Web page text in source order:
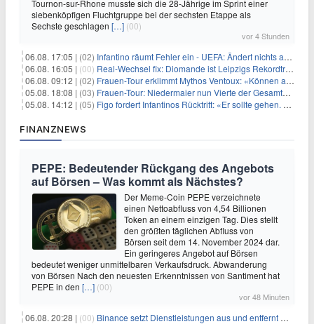
Tournon-sur-Rhone musste sich die 28-Jährige im Sprint einer
siebenköpfigen Fluchtgruppe bei der sechsten Etappe als
Sechste geschlagen […] (00)
vor 4 Stunden
06.08. 17:05 | (02) Infantino räumt Fehler ein - UEFA: Ändert nichts an Boykott
06.08. 16:05 | (00) Real-Wechsel fix: Diomande ist Leipzigs Rekordtransfer
06.08. 09:12 | (02) Frauen-Tour erklimmt Mythos Ventoux: «Können alles schaffen»
05.08. 18:08 | (03) Frauen-Tour: Niedermaier nun Vierte der Gesamtwertung
05.08. 14:12 | (05) Figo fordert Infantinos Rücktritt: «Er sollte gehen. Jetzt»
FINANZNEWS
PEPE: Bedeutender Rückgang des Angebots
auf Börsen – Was kommt als Nächstes?
Der Meme-Coin PEPE verzeichnete
einen Nettoabfluss von 4,54 Billionen
Token an einem einzigen Tag. Dies stellt
den größten täglichen Abfluss von
Börsen seit dem 14. November 2024 dar.
Ein geringeres Angebot auf Börsen
bedeutet weniger unmittelbaren Verkaufsdruck. Abwanderung
von Börsen Nach den neuesten Erkenntnissen von Santiment hat
PEPE in den […] (00)
vor 48 Minuten
06.08. 20:28 | (00) Binance setzt Dienstleistungen aus und entfernt mehrere Krypto-Paare: Wer ist betroffen?